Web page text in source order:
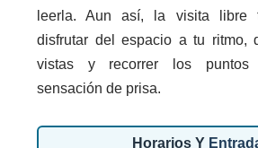
leerla. Aun así, la visita libre
disfrutar del espacio a tu ritmo,
vistas y recorrer los puntos
sensación de prisa.
Horarios Y